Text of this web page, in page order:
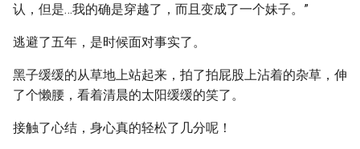
认，但是…我的确是穿越了，而且变成了一个妹子。”
逃避了五年，是时候面对事实了。
黑子缓缓的从草地上站起来，拍了拍屁股上沾着的杂草，伸
了个懒腰，看着清晨的太阳缓缓的笑了。
接触了心结，身心真的轻松了几分呢！